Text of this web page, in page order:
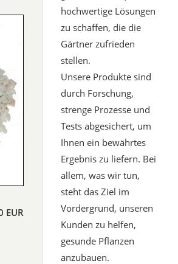
EUR
hochwertige Lösungen
zu schaffen, die die
Gärtner zufrieden
stellen.
Unsere Produkte sind
durch Forschung,
strenge Prozesse und
Tests abgesichert, um
Ihnen ein bewährtes
Ergebnis zu liefern. Bei
allem, was wir tun,
steht das Ziel im
Vordergrund, unseren
Kunden zu helfen,
gesunde Pflanzen
anzubauen.